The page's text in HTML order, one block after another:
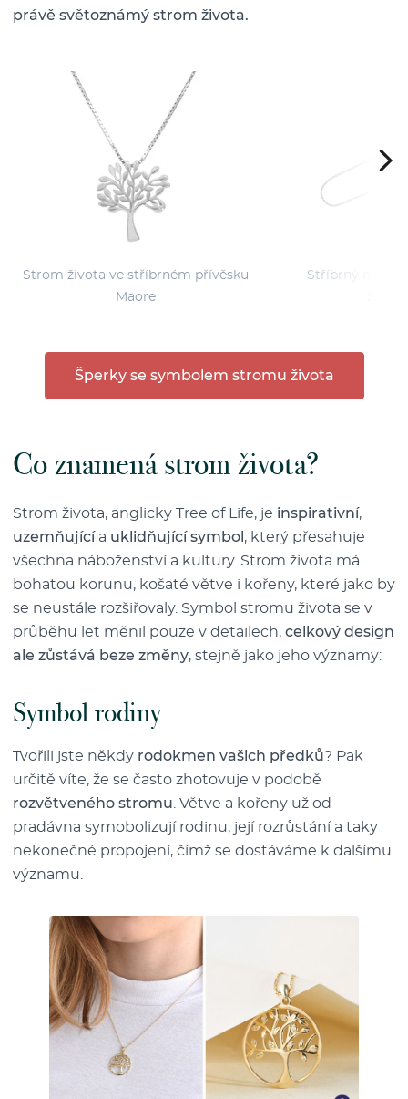
právě světoznámý strom života.
Strom života ve stříbrném přívěsku
Maore
Stříbrný
Šperky se symbolem stromu života
Co znamená strom života?
Strom života, anglicky Tree of Life, je inspirativní,
uzemňující a uklidňující symbol , který přesahuje
všechna náboženství a kultury. Strom života má
bohatou korunu, košaté větve i kořeny, které jako by
se neustále rozšiřovaly. Symbol stromu života se v
průběhu let měnil pouze v detailech, celkový design
ale zůstává beze změny, stejně jako jeho významy:
Symbol rodiny
Tvořili jste někdy rodokmen vašich předků? Pak
určitě víte, že se často zhotovuje v podobě
rozvětveného stromu . Větve a kořeny už od
pradávna symobolizují rodinu, její rozrůstání a taky
nekonečné propojení, čímž se dostáváme k dalšímu
významu.